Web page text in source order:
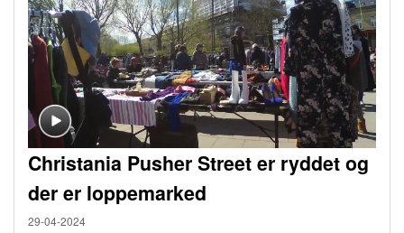
Christania Pusher Street er ryddet og
der er loppemarked
29-04-2024